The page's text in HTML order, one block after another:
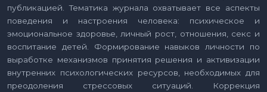
публикацией. Тематика журнала охватывает все аспекты
поведения и настроения человека: психическое и
эмоциональное здоровье, личный рост, отношения, секс и
воспитание детей. Формирование навыков личности по
выработке механизмов принятия решения и активизации
внутренних психологических ресурсов, необходимых для
преодоления стрессовых ситуаций. Коррекция